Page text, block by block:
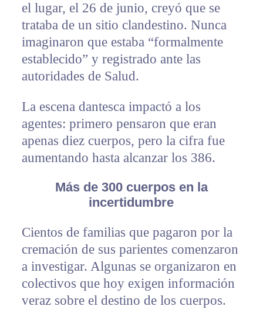
el lugar, el 26 de junio, creyó que se
trataba de un sitio clandestino. Nunca
imaginaron que estaba “formalmente
establecido” y registrado ante las
autoridades de Salud.
La escena dantesca impactó a los
agentes: primero pensaron que eran
apenas diez cuerpos, pero la cifra fue
aumentando hasta alcanzar los 386.
Más de 300 cuerpos en la
incertidumbre
Cientos de familias que pagaron por la
cremación de sus parientes comenzaron
a investigar. Algunas se organizaron en
colectivos que hoy exigen información
veraz sobre el destino de los cuerpos.